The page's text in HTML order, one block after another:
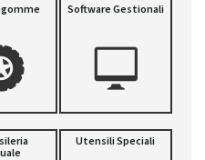
Software Gestionali
Utensili Speciali